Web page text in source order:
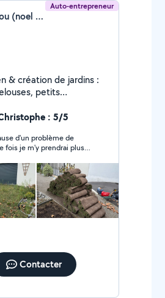
Auto-entrepreneur
Messano Noel zenou (noel zenou messano)
petits
l'île de France]: 5/5
d'un problème de
fois je m'y prendrai plus
qualité de son travail
est certain que c'est un
aime et qui visiblement
de suite là passion et
vraiment très
Contacter